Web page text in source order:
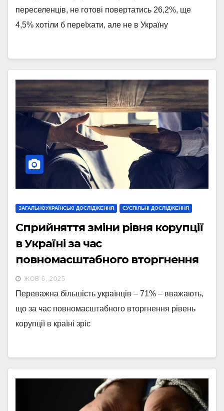
переселенців, не готові повертатись 26,2%, ще
4,5% хотіли б переїхати, але не в Україну
ЗАГАЛЬНОУКРАЇНСЬКІ ДОСЛІДЖЕННЯ СУСПІЛЬНІ ДОСЛІДЖЕННЯ
Сприйняття зміни рівня корупції
в Україні за час
повномасштабного вторгнення
ЖОВ 6, 2025
Переважна більшість українців – 71% – вважають,
що за час повномасштабного вторгнення рівень
корупції в країні зріс